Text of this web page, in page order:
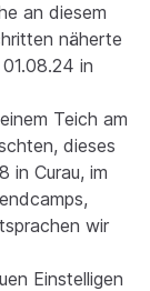
an diesem
näherte
in
Teich am
dieses
in Curau, im
wir
Einstelligen